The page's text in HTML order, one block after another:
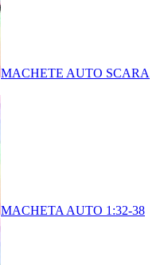
MACHETE AUTO SCARA
MACHETA AUTO 1:32-38